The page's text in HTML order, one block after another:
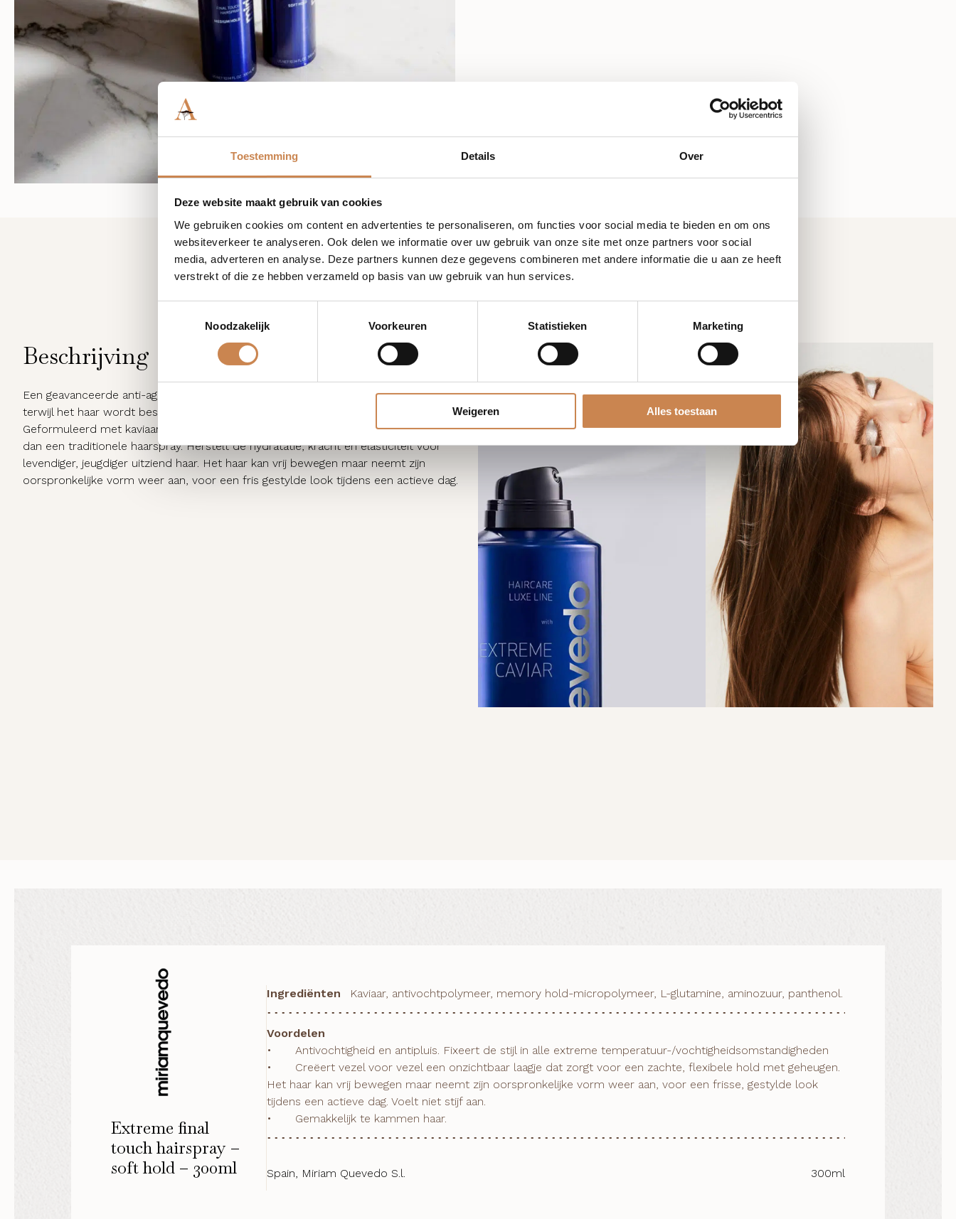
Toestemming Details Over
Deze website maakt gebruik van cookies
We gebruiken cookies om content en advertenties te personaliseren, om functies voor social media te bieden en om ons
websiteverkeer te analyseren. Ook delen we informatie over uw gebruik van onze site met onze partners voor social
media, adverteren en analyse. Deze partners kunnen deze gegevens combineren met andere informatie die u aan ze heeft
verstrekt of die ze hebben verzameld op basis van uw gebruik van hun services.
Noodzakelijk
Voorkeuren Statistieken Marketing
Weigeren Alles toestaan
Beschrijving
Een geavanceerde anti-aginghaarspray die een zachte, natuurlijke hold geeft
terwijl het haar wordt beschermd en afgebroken keratine wordt geherstructureerd.
Geformuleerd met kaviaar, L-glutamine aminozuur en panthenol en gaat verder
dan een traditionele haarspray. Herstelt de hydratatie, kracht en elasticiteit voor
levendiger, jeugdiger uitziend haar. Het haar kan vrij bewegen maar neemt zijn
oorspronkelijke vorm weer aan, voor een fris gestylde look tijdens een actieve dag.
Extreme final
touch hairspray –
soft hold – 300ml
Ingrediënten Kaviaar, antivochtpolymeer, memory hold-micropolymeer, L-glutamine, aminozuur, panthenol.
Voordelen
•	Antivochtigheid en antipluis. Fixeert de stijl in alle extreme temperatuur-/vochtigheidsomstandigheden
•	Creëert vezel voor vezel een onzichtbaar laagje dat zorgt voor een zachte, flexibele hold met geheugen.
Het haar kan vrij bewegen maar neemt zijn oorspronkelijke vorm weer aan, voor een frisse, gestylde look
tijdens een actieve dag. Voelt niet stijf aan.
•	Gemakkelijk te kammen haar.
Spain, Miriam Quevedo S.l. 300ml